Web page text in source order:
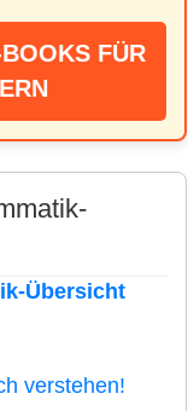
FÜR
Übersicht
verstehen!